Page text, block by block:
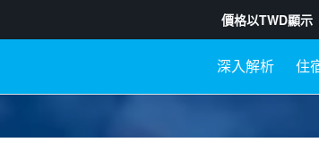
價格以TWD顯示
深入解析 住